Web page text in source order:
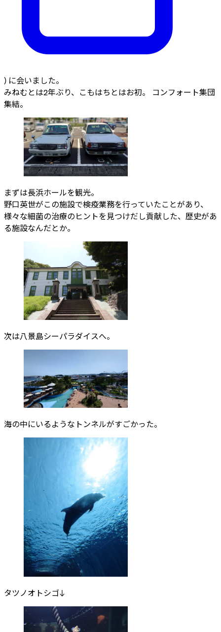
) に会いました。
みねむとは2年ぶり、こもはちとはお初。 コンフォート集団
集結。
まずは長浜ホールを観光。
野口英世がこの施設で検疫業務を行っていたことがあり、
様々な細菌の治療のヒントを見つけだし貢献した、歴史があ
る施設なんだとか。
次は八景島シーパラダイスへ。
海の中にいるようなトンネルがすごかった。
タツノオトシゴ↓